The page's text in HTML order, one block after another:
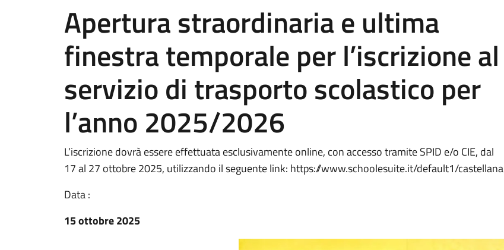
Apertura straordinaria e ultima
finestra temporale per l’iscrizione al
servizio di trasporto scolastico per
l’anno 2025/2026
L’iscrizione dovrà essere effettuata esclusivamente online, con accesso tramite SPID e/o CIE, dal
17 al 27 ottobre 2025, utilizzando il seguente link: https://www.schoolesuite.it/default1/castellana
Data :
15 ottobre 2025